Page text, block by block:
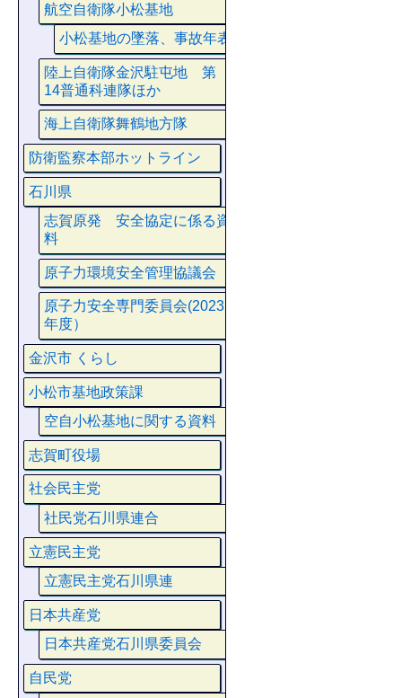
航空自衛隊小松基地
小松基地の墜落、事故年表
陸上自衛隊金沢駐屯地 第
14普通科連隊ほか
海上自衛隊舞鶴地方隊
防衛監察本部ホットライン
石川県
志賀原発 安全協定に係る資
料
原子力環境安全管理協議会
原子力安全専門委員会(2023
年度）
金沢市 くらし
小松市基地政策課
空自小松基地に関する資料
志賀町役場
社会民主党
社民党石川県連合
立憲民主党
立憲民主党石川県連
日本共産党
日本共産党石川県委員会
自民党